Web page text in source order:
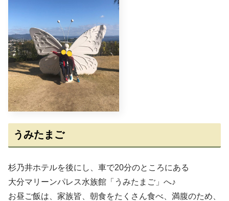
うみたまご
杉乃井ホテルを後にし、車で20分のところにある
大分マリーンパレス水族館「うみたまご」へ♪
お昼ご飯は、家族皆、朝食をたくさん食べ、満腹のため、